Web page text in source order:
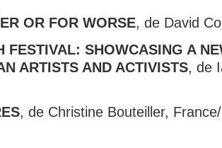
OR FOR WORSE, de David
FESTIVAL: SHOWCASING A
ARTISTS AND ACTIVISTS, de
, de Christine Bouteiller,